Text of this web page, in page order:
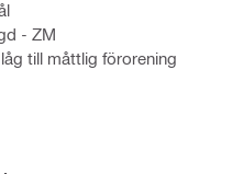
- ZM
till måttlig förorening